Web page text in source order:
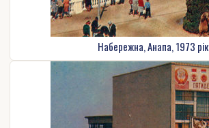
Набережна, Анапа, 1973 рік